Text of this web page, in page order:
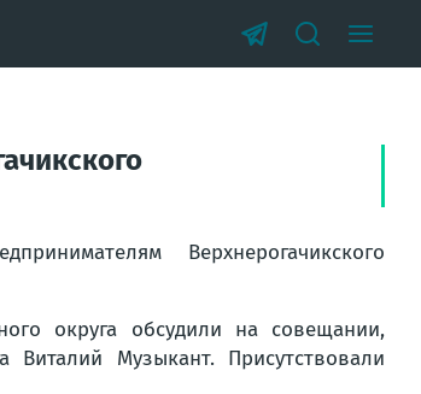
Верхнерогачикского
округа обсудили на совещании,
Музыкант. Присутствовали